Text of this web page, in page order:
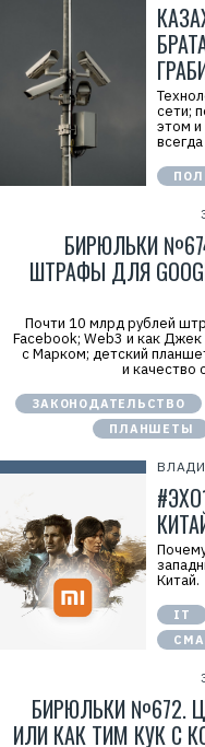
сети;
этом и
БИРЮЛЬКИ
ШТРАФЫ ДЛЯ
Почти 10 млрд рублей
Facebook; Web3 и как
с Марком; детский
и качество
ЗАКОНОДАТЕЛЬСТВО
ПЛАНШЕТЫ
Китай.
IT
БИРЮЛЬКИ №672.
ИЛИ КАК ТИМ КУК С